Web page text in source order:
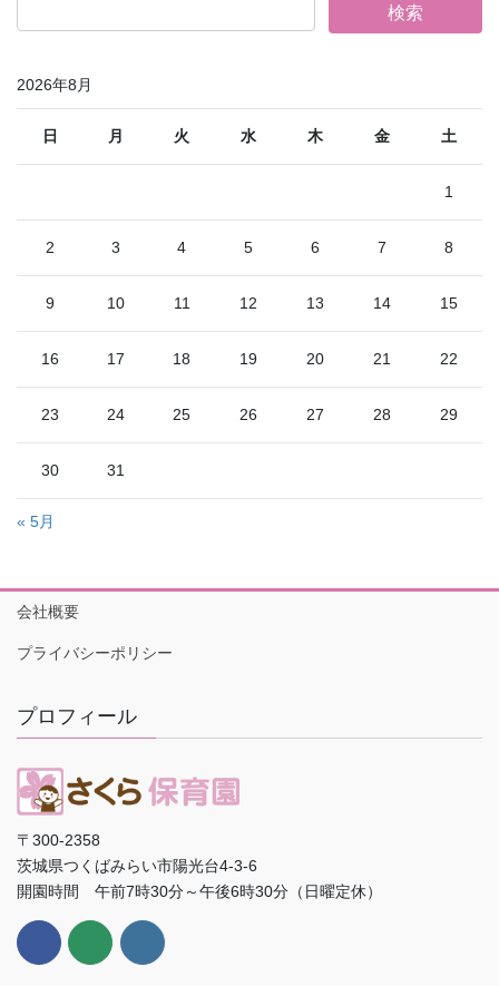
2026年8月
日 月 火 水 木 金 土
1
2 3 4 5 6 7 8
9 10 11 12 13 14 15
16 17 18 19 20 21 22
23 24 25 26 27 28 29
30 31
« 5月
会社概要
プライバシーポリシー
プロフィール
〒300-2358
茨城県つくばみらい市陽光台4-3-6
開園時間 午前7時30分～午後6時30分（日曜定休）